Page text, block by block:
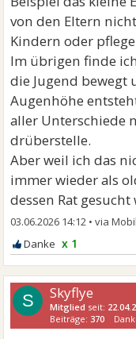
von den Eltern
Kindern oder
Im übrigen finde
die Jugend bewegt
Augenhöhe
aller Unterschiede
drüberstelle.
Aber weil ich das
immer wieder als
dessen Rat gesucht
03.06.2026 14:12 •
x 1
S Skyflye
Mitglied seit:
Beiträge:370